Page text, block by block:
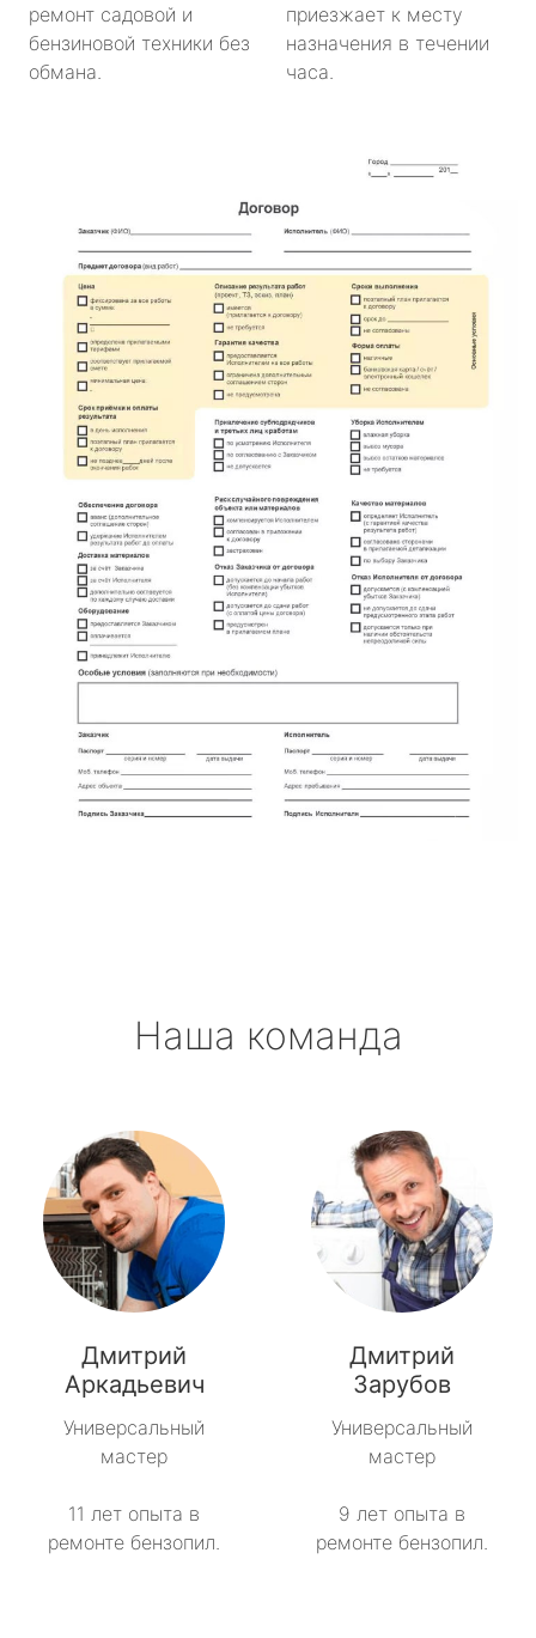
ремонт садовой и
бензиновой техники без
обмана.
приезжает к месту
назначения в течении
часа.
Наша команда
Дмитрий
Аркадьевич
Универсальный
мастер
11 лет опыта в
ремонте бензопил.
Дмитрий
Зарубов
Универсальный
мастер
9 лет опыта в
ремонте бензопил.